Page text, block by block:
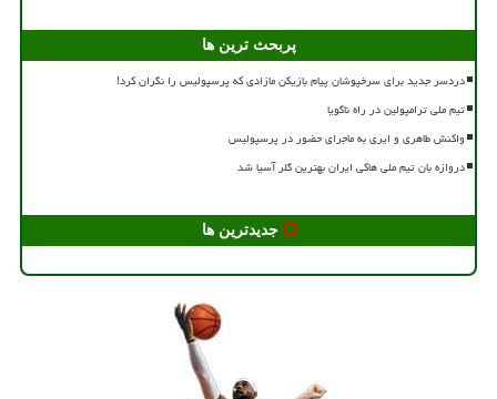
پربحث ترین ها
دردسر جدید برای سرخپوشان پیام بازیکن مازادی که پرسپولیس را نگران کرد!
تیم ملی ترامپولین در راه ناگویا
واکنش طاهری و ایری به ماجرای حضور در پرسپولیس
دروازه بان تیم ملی هاکی ایران بهترین گلر آسیا شد
جدیدترین ها